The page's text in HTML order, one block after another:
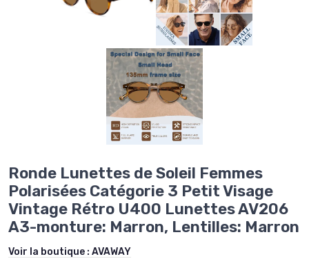
Ronde Lunettes de Soleil Femmes
Polarisées Catégorie 3 Petit Visage
Vintage Rétro U400 Lunettes AV206
A3-monture: Marron, Lentilles: Marron
Voir la boutique : AVAWAY